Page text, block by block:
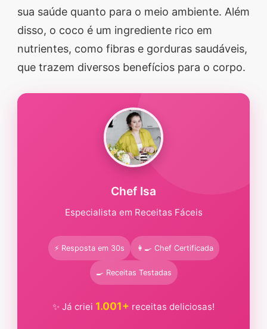
sua saúde quanto para o meio ambiente. Além
disso, o coco é um ingrediente rico em
nutrientes, como fibras e gorduras saudáveis,
que trazem diversos benefícios para o corpo.
Chef Isa
Especialista em Receitas Fáceis
⚡ Resposta em 30s 👩‍🍳 Chef Certificada
🍳 Receitas Testadas
✨ Já criei 1.001+ receitas deliciosas!